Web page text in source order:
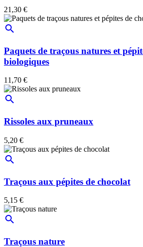
21,30 €
search
Paquets de traçous natures et
biologiques
11,70 €
search
Rissoles aux pruneaux
5,20 €
search
Traçous aux pépites de chocolat
5,15 €
search
Traçous nature